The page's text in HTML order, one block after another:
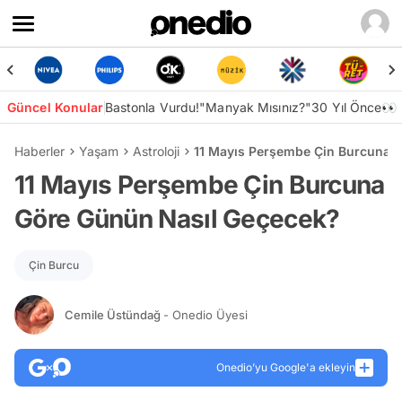
Güncel KonularBastonla Vurdu!"Manyak Mısınız?"30 Yıl Önce👀
Haberler Yaşam Astroloji 11 Mayıs Perşembe Çin Burcuna
11 Mayıs Perşembe Çin Burcuna
Göre Günün Nasıl Geçecek?
Çin Burcu
Cemile Üstündağ - Onedio Üyesi
Onedio’yu Google'a ekleyin